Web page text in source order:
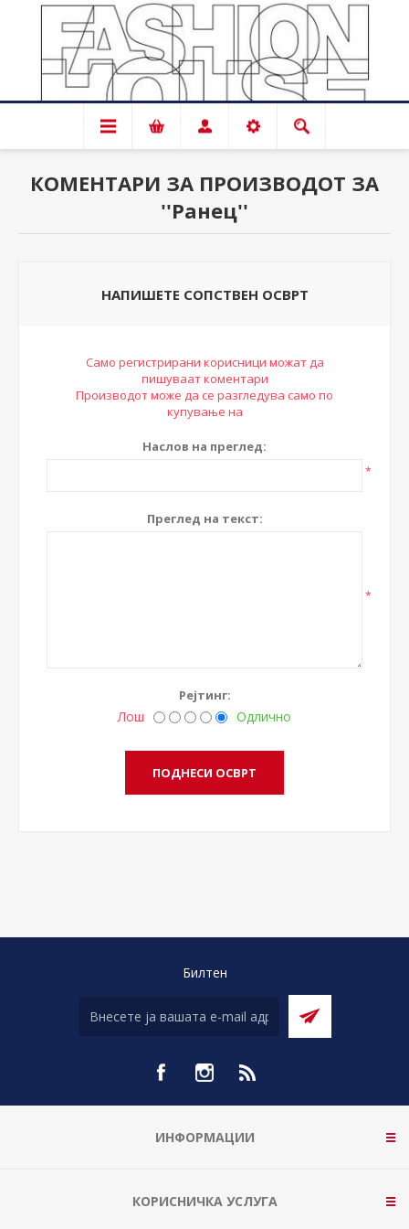
КОМЕНТАРИ ЗА ПРОИЗВОДОТ ЗА
Ранец
НАПИШЕТЕ СОПСТВЕН ОСВРТ
Само регистрирани корисници можат да
пишуваат коментари
Производот може да се разгледува само по
купување на
Наслов на преглед:
*
Преглед на текст:
*
Рејтинг:
Лош Одлично
Билтен
ИНФОРМАЦИИ
КОРИСНИЧКА УСЛУГА